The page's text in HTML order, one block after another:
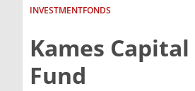
INVESTMENTFONDS
Kames
Fund